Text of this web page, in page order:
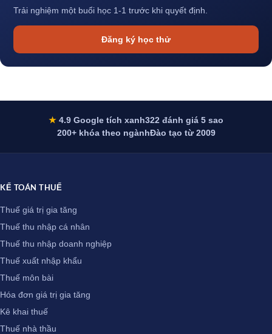
Trải nghiệm một buổi học 1-1 trước khi quyết định.
Đăng ký học thử
★ 4.9 Google tích xanh322 đánh giá 5 sao
200+ khóa theo ngànhĐào tạo từ 2009
KẾ TOÁN THUẾ
Thuế giá trị gia tăng
Thuế thu nhập cá nhân
Thuế thu nhập doanh nghiệp
Thuế xuất nhập khẩu
Thuế môn bài
Hóa đơn giá trị gia tăng
Kê khai thuế
Thuế nhà thầu